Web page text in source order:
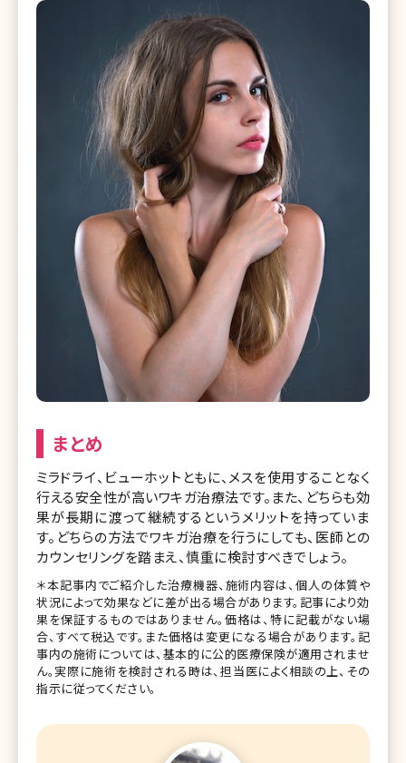
まとめ
ミラドライ、ビューホットともに、メスを使用することなく
行える安全性が高いワキガ治療法です。また、どちらも効
果が長期に渡って継続するというメリットを持っていま
す。どちらの方法でワキガ治療を行うにしても、医師との
カウンセリングを踏まえ、慎重に検討すべきでしょう。
＊本記事内でご紹介した治療機器、施術内容は、個人の体質や
状況によって効果などに差が出る場合があります。記事により効
果を保証するものではありません。価格は、特に記載がない場
合、すべて税込です。また価格は変更になる場合があります。記
事内の施術については、基本的に公的医療保険が適用されませ
ん。実際に施術を検討される時は、担当医によく相談の上、その
指示に従ってください。